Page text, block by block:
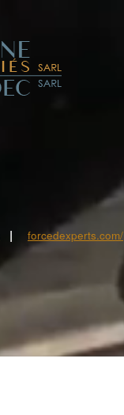
| forcedexperts.com/